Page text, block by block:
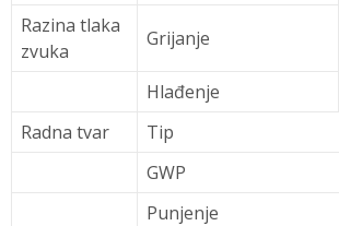
Razina tlaka
zvuka
Grijanje
Hlađenje
Radna tvar
Tip
GWP
Punjenje